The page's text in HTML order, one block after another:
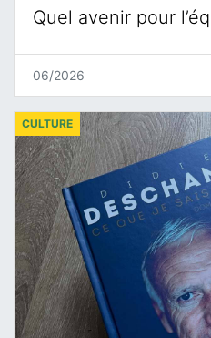
Quel avenir pour
06/2026
CULTURE